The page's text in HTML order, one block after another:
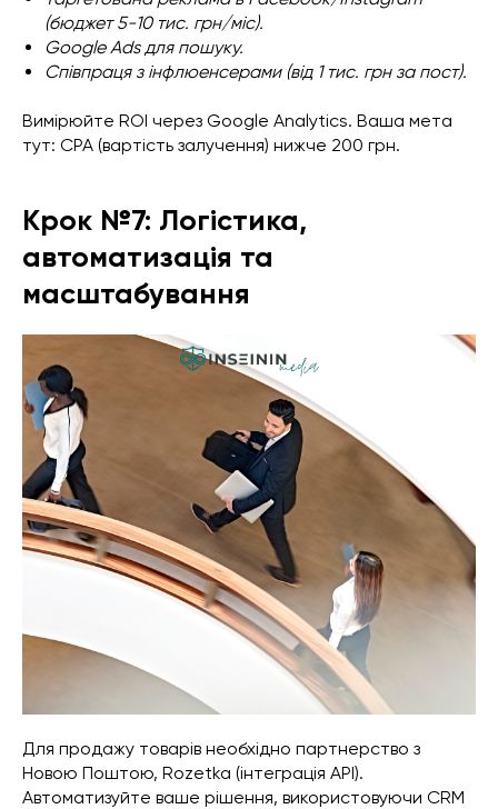
(бюджет 5-10 тис. грн/міс).
Google Ads для пошуку.
Співпраця з інфлюенсерами (від 1 тис. грн за пост).
Вимірюйте ROI через Google Analytics. Ваша мета
тут: CPA (вартість залучення) нижче 200 грн.
Крок №7: Логістика,
автоматизація та
масштабування
Для продажу товарів необхідно партнерство з
Новою Поштою, Rozetka (інтеграція API).
Автоматизуйте ваше рішення, використовуючи CRM